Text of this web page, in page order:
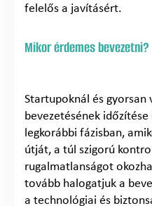
felelős a javításért.
Mikor érdemes bevezetni?
Startupoknál és gyorsan
bevezetésének
legkorábbi fázisban,
útját, a túl szigorú
rugalmatlanságot
tovább halogatjuk a
a technológiai és